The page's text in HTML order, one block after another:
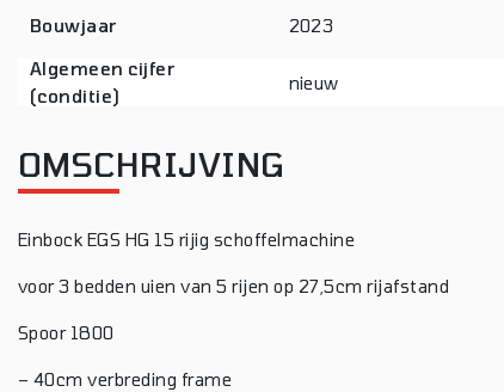
Bouwjaar 2023
Algemeen cijfer
(conditie)
nieuw
OMSCHRIJVING
Einbock EGS HG 15 rijig schoffelmachine
voor 3 bedden uien van 5 rijen op 27,5cm rijafstand
Spoor 1800
– 40cm verbreding frame